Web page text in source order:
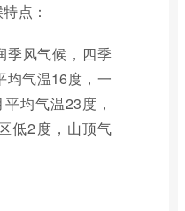
点：
季风气候，四季
均气温16度，一
均气温23度，
低2度，山顶气